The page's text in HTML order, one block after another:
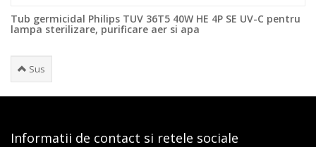
Tub germicidal Philips TUV 36T5 40W HE 4P SE UV-C pentru
lampa sterilizare, purificare aer si apa
Sus
Informatii de contact si retele sociale